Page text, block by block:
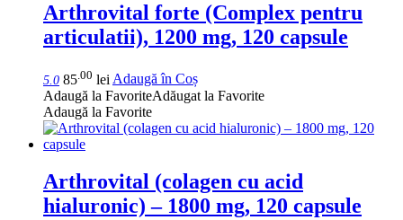
Arthrovital forte (Complex pentru
articulatii), 1200 mg, 120 capsule
5.0 85 .00 lei Adaugă în Coș
Adaugă la FavoriteAdăugat la Favorite
Adaugă la Favorite
Arthrovital (colagen cu acid
hialuronic) – 1800 mg, 120 capsule